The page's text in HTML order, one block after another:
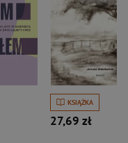
KSIĄŻKA
27,69 zł